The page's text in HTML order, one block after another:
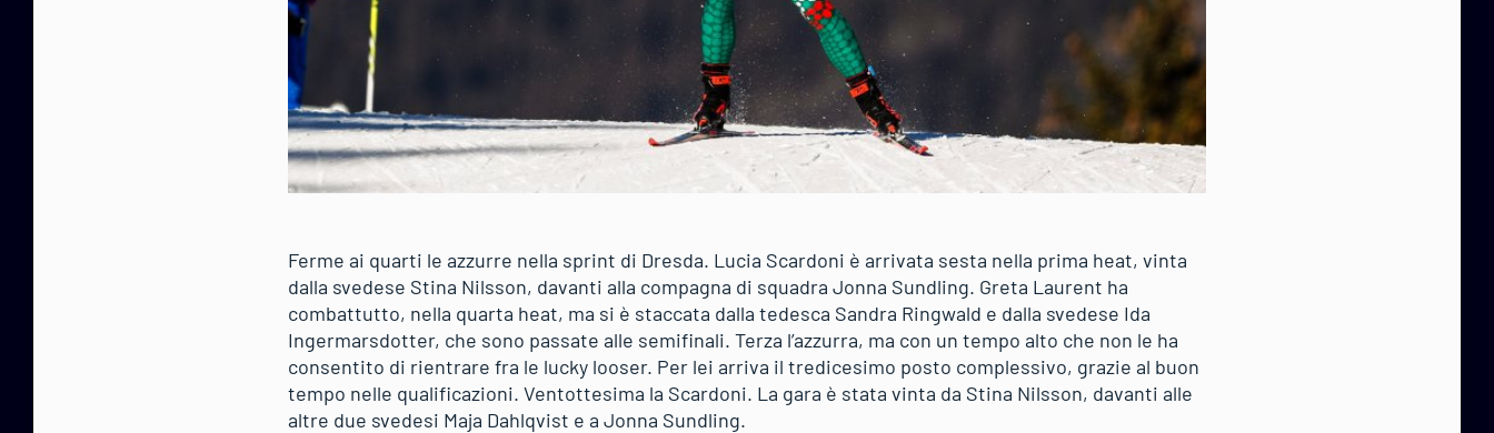
Ferme ai quarti le azzurre nella sprint di Dresda. Lucia Scardoni è arrivata sesta nella prima heat, vinta
dalla svedese Stina Nilsson, davanti alla compagna di squadra Jonna Sundling. Greta Laurent ha
combattutto, nella quarta heat, ma si è staccata dalla tedesca Sandra Ringwald e dalla svedese Ida
Ingermarsdotter, che sono passate alle semifinali. Terza l’azzurra, ma con un tempo alto che non le ha
consentito di rientrare fra le lucky looser. Per lei arriva il tredicesimo posto complessivo, grazie al buon
tempo nelle qualificazioni. Ventottesima la Scardoni. La gara è stata vinta da Stina Nilsson, davanti alle
altre due svedesi Maja Dahlqvist e a Jonna Sundling.